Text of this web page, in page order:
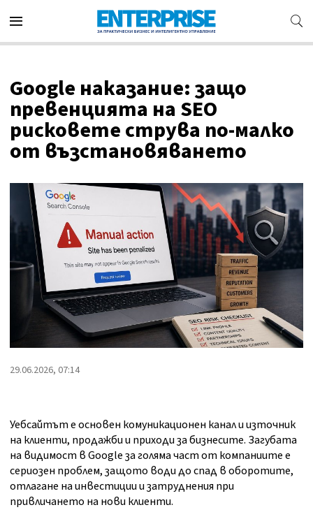
Google наказание: защо
превенцията на SEO
рисковете струва по-малко
от възстановяването
29.06.2026, 07:14
Уебсайтът е основен комуникационен канал и източник
на клиенти, продажби и приходи за бизнесите. Загубата
на видимост в Google за голяма част от компаниите е
сериозен проблем, защото води до спад в оборотите,
отлагане на инвестиции и затруднения при
привличането на нови клиенти.